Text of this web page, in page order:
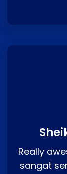
Really
sangat